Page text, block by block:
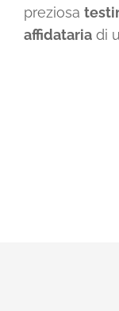
preziosa
affidatariadi